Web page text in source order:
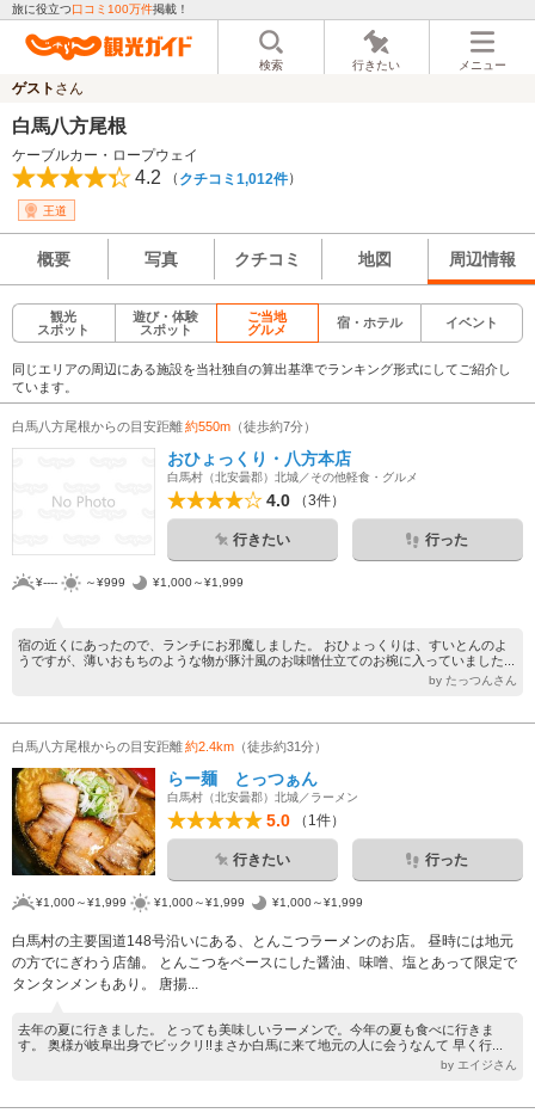
旅に役立つ口コミ100万件掲載！
検索 行きたい メニュー
ゲスト さん
白馬八方尾根
ケーブルカー・ロープウェイ
4.2 （ クチコミ1,012件）
王道
概要 写真 クチコミ 地図 周辺情報
観光
スポット
遊び・体験
スポット
ご当地
グルメ
宿・ホテル イベント
同じエリアの周辺にある施設を当社独自の算出基準でランキング形式にしてご紹介し
ています。
白馬八方尾根からの目安距離約550m （徒歩約7分）
おひょっくり・八方本店
白馬村（北安曇郡）北城／その他軽食・グルメ
4.0 （3件）
行きたい 行った
¥---- ～¥999 ¥1,000～¥1,999
宿の近くにあったので、ランチにお邪魔しました。 おひょっくりは、すいとんのよ
うですが、薄いおもちのような物が豚汁風のお味噌仕立てのお椀に入っていました...
by たっつんさん
白馬八方尾根からの目安距離約2.4km （徒歩約31分）
らー麺 とっつぁん
白馬村（北安曇郡）北城／ラーメン
5.0 （1件）
行きたい 行った
¥1,000～¥1,999 ¥1,000～¥1,999 ¥1,000～¥1,999
白馬村の主要国道148号沿いにある、とんこつラーメンのお店。 昼時には地元
の方でにぎわう店舗。 とんこつをベースにした醤油、味噌、塩とあって限定で
タンタンメンもあり。 唐揚...
去年の夏に行きました。 とっても美味しいラーメンで。今年の夏も食べに行きま
す。 奥様が岐阜出身でビックリ!!まさか白馬に来て地元の人に会うなんて 早く行...
by エイジさん